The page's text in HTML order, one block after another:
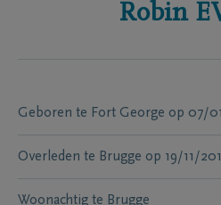
Robin
Geboren te Fort George op 07/
Overleden te Brugge op 19/11/
Woonachtig te Brugge